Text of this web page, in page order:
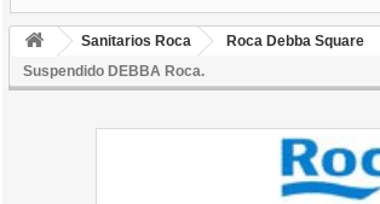
Sanitarios Roca Roca Debba Square
Suspendido DEBBA Roca.